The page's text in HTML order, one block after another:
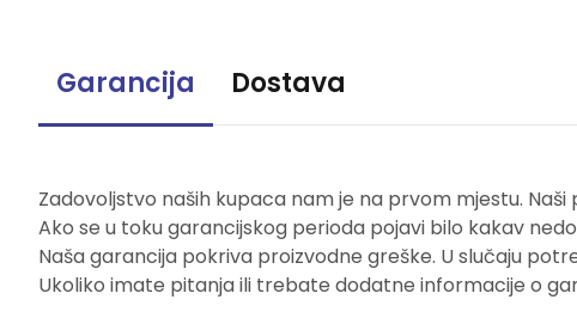
Garancija Dostava
Zadovoljstvo naših kupaca nam je na prvom mjestu.
Ako se u toku garancijskog perioda pojavi bilo kakav
Naša garancija pokriva proizvodne greške. U slučaju
Ukoliko imate pitanja ili trebate dodatne informacije o